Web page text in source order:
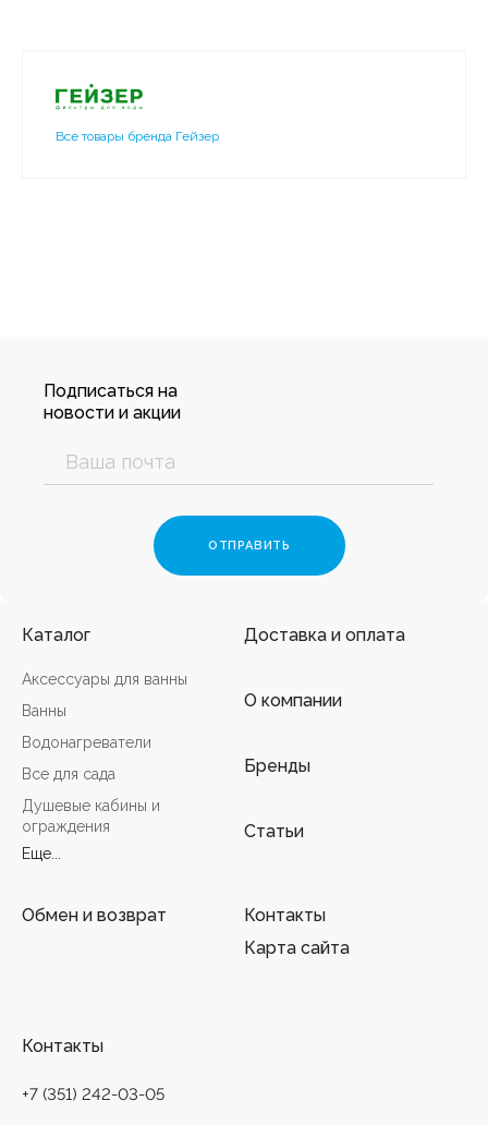
Все товары бренда Гейзер
Подписаться на
новости и акции
Каталог
Аксессуары для ванны
Ванны
Водонагреватели
Все для сада
Душевые кабины и
ограждения
Еще...
Доставка и оплата
О компании
Бренды
Статьи
Обмен и возврат
Контакты
Карта сайта
Контакты
+7 (351) 242-03-05